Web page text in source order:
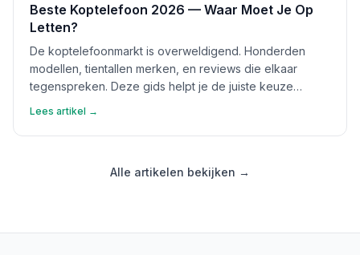
Beste Koptelefoon 2026 — Waar Moet Je Op
Letten?
De koptelefoonmarkt is overweldigend. Honderden
modellen, tientallen merken, en reviews die elkaar
tegenspreken. Deze gids helpt je de juiste keuze
Lees artikel →
Alle artikelen bekijken →